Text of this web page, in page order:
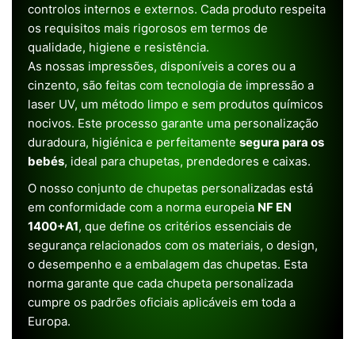
controlos internos e externos. Cada produto respeita
os requisitos mais rigorosos em termos de
qualidade, higiene e resistência.
As nossas impressões, disponíveis a cores ou a
cinzento, são feitas com tecnologia de impressão a
laser UV, um método limpo e sem produtos químicos
nocivos. Este processo garante uma personalização
duradoura, higiénica e perfeitamente segura para os
bebés, ideal para chupetas, prendedores e caixas.
O nosso conjunto de chupetas personalizadas está
em conformidade com a norma europeia NF EN
1400+A1, que define os critérios essenciais de
segurança relacionados com os materiais, o design,
o desempenho e a embalagem das chupetas. Esta
norma garante que cada chupeta personalizada
cumpre os padrões oficiais aplicáveis em toda a
Europa.